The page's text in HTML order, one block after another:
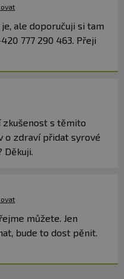
ale doporučuji si tam
777 290 463. Přeji
zkušenost s těmito
o zdraví přidat syrové
Děkuji.
můžete. Jen
bude to dost pěnit.